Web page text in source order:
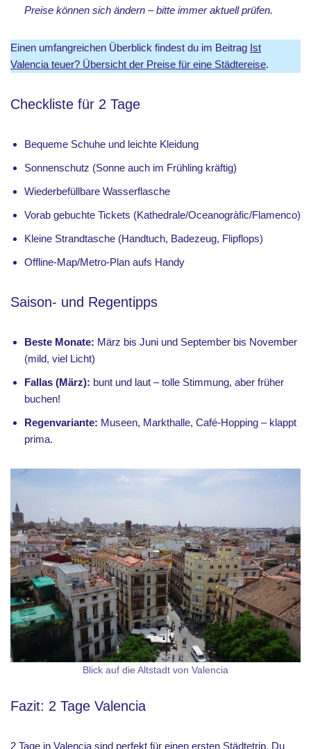
Preise können sich ändern – bitte immer aktuell prüfen.
Einen umfangreichen Überblick findest du im Beitrag Ist
Valencia teuer? Übersicht der Preise für eine Städtereise.
Checkliste für 2 Tage
Bequeme Schuhe und leichte Kleidung
Sonnenschutz (Sonne auch im Frühling kräftig)
Wiederbefüllbare Wasserflasche
Vorab gebuchte Tickets (Kathedrale/Oceanogràfic/Flamenco)
Kleine Strandtasche (Handtuch, Badezeug, Flipflops)
Offline-Map/Metro-Plan aufs Handy
Saison- und Regentipps
Beste Monate: März bis Juni und September bis November
(mild, viel Licht)
Fallas (März): bunt und laut – tolle Stimmung, aber früher
buchen!
Regenvariante: Museen, Markthalle, Café-Hopping – klappt
prima.
Blick auf die Altstadt von Valencia
Fazit: 2 Tage Valencia
2 Tage in Valencia sind perfekt für einen ersten Städtetrip. Du